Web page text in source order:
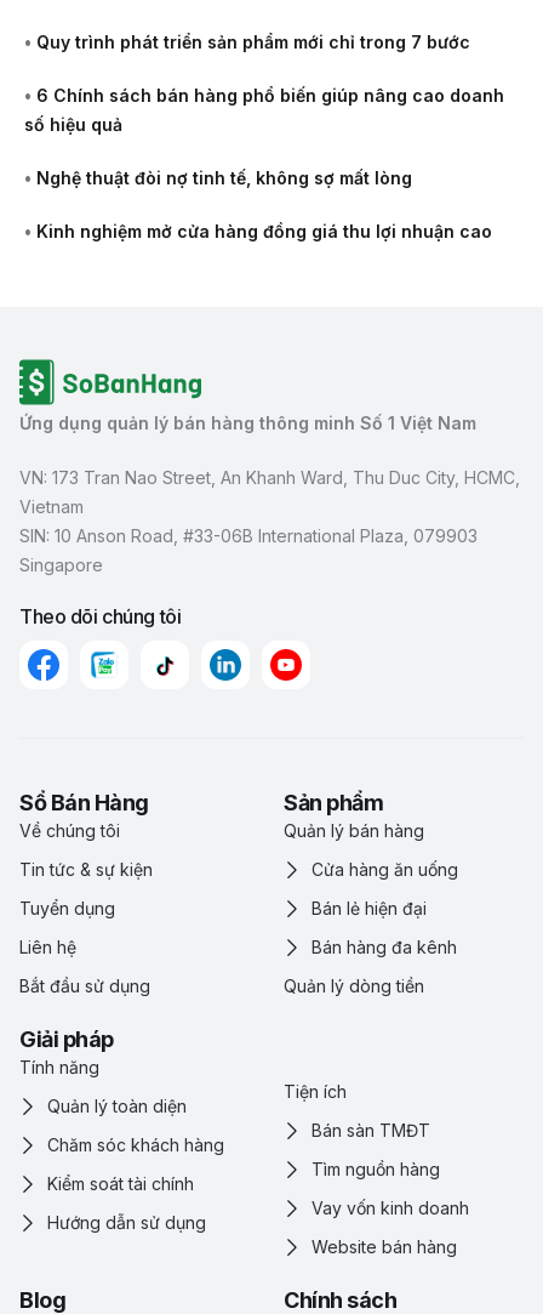
• Quy trình phát triển sản phẩm mới chỉ trong 7 bước
• 6 Chính sách bán hàng phổ biến giúp nâng cao doanh
số hiệu quả
• Nghệ thuật đòi nợ tinh tế, không sợ mất lòng
• Kinh nghiệm mở cửa hàng đồng giá thu lợi nhuận cao
Ứng dụng quản lý bán hàng thông minh Số 1 Việt Nam
VN: 173 Tran Nao Street, An Khanh Ward, Thu Duc City, HCMC,
Vietnam
SIN: 10 Anson Road, #33-06B International Plaza, 079903
Singapore
Theo dõi chúng tôi
Sổ Bán Hàng
Về chúng tôi
Tin tức & sự kiện
Tuyển dụng
Liên hệ
Bắt đầu sử dụng
Sản phẩm
Quản lý bán hàng
Cửa hàng ăn uống
Bán lẻ hiện đại
Bán hàng đa kênh
Quản lý dòng tiền
Giải pháp
Tính năng
Quản lý toàn diện
Chăm sóc khách hàng
Kiểm soát tài chính
Hướng dẫn sử dụng
Tiện ích
Bán sàn TMĐT
Tìm nguồn hàng
Vay vốn kinh doanh
Website bán hàng
Blog Chính sách